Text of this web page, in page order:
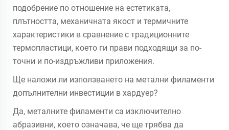
подобрение по отношение на естетиката,
плътността, механичната якост и термичните
характеристики в сравнение с традиционните
термопластици, което ги прави подходящи за по-
точни и по-издръжливи приложения.
Ще наложи ли използването на метални филаменти
допълнителни инвестиции в хардуер?
Да, металните филаменти са изключително
абразивни, което означава, че ще трябва да